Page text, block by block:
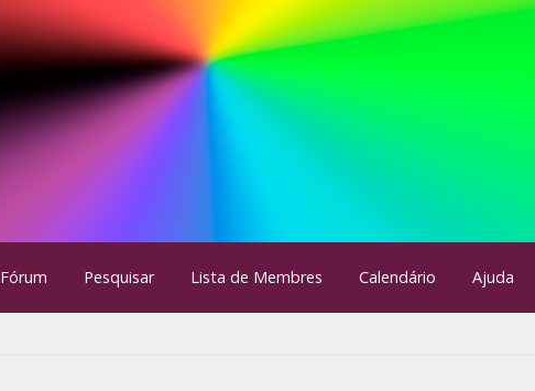
Fórum Pesquisar Lista de Membres Calendário Ajuda